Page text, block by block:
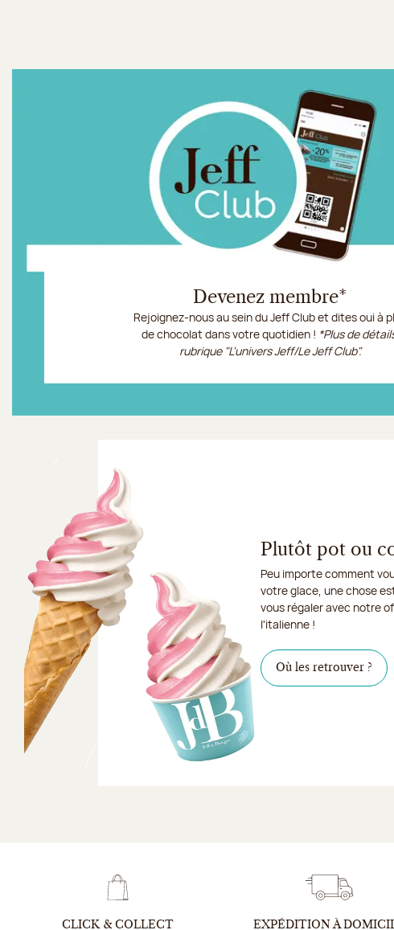
Devenez membre*
Rejoignez-nous au sein du Jeff Club et dites oui à
de chocolat dans votre quotidien ! *Plus de
rubrique "L'univers Jeff/Le Jeff Club".
Plutôt pot ou
Peu importe comment
votre glace, une chose
vous régaler avec notre
l'italienne !
Où les retrouver ?
CLICK & COLLECT EXPÉDITION À